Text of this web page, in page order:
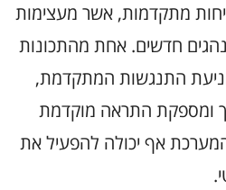
מתקדמות, אשר מעצימות
חדשים. אחת מהתכונות
התנגשות המתקדמת,
ומספקת התראה מוקדמת
אף יכולה להפעיל את